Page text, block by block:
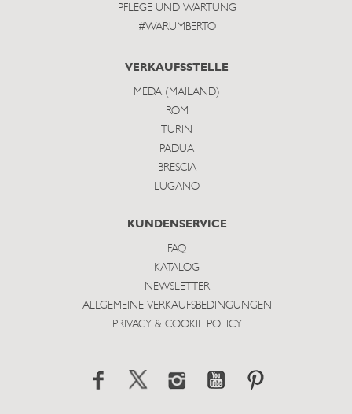
PFLEGE UND WARTUNG
#WARUMBERTO
VERKAUFSSTELLE
MEDA (MAILAND)
ROM
TURIN
PADUA
BRESCIA
LUGANO
KUNDENSERVICE
FAQ
KATALOG
NEWSLETTER
ALLGEMEINE VERKAUFSBEDINGUNGEN
PRIVACY & COOKIE POLICY